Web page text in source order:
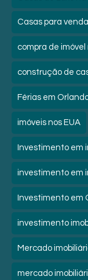
Casas para venda
compra de imóvel
construção de
Férias em
imóveis nos EUA
Investimento em
investimento em
Investimento em
investimento
Mercado
mercado